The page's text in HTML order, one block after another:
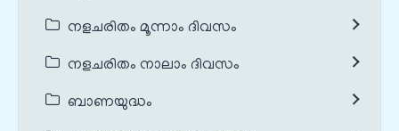
നളചരിതം മൂന്നാം ദിവസം
നളചരിതം നാലാം ദിവസം
ബാണയുദ്ധം